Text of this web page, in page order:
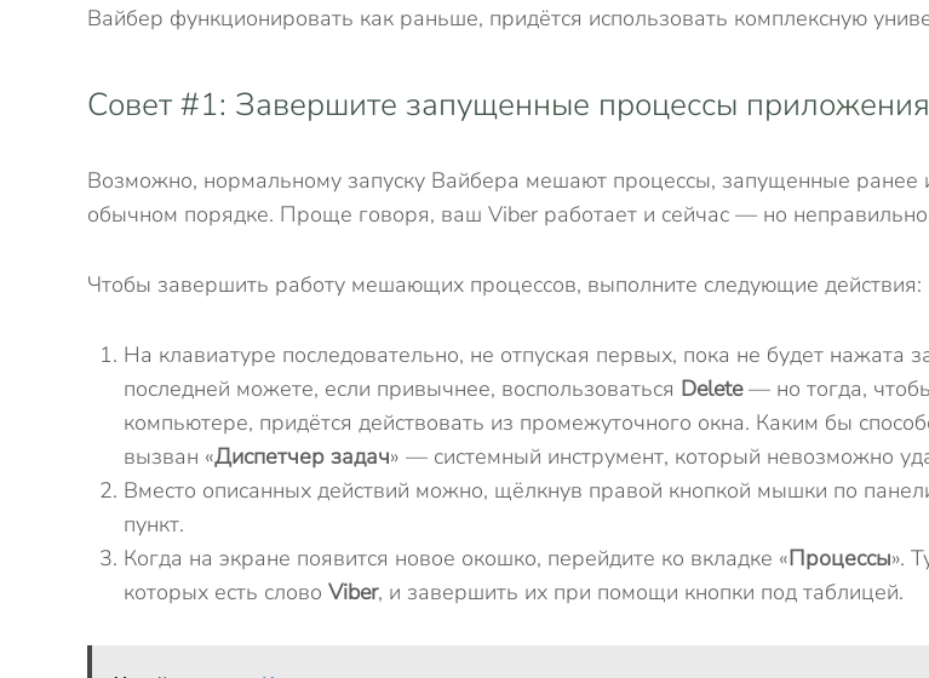
Вайбер функционировать как раньше, придётся использовать комплексную
Совет #1: Завершите запущенные процессы
Возможно, нормальному запуску Вайбера мешают процессы, запущенные ранее
обычном порядке. Проще говоря, ваш Viber работает и сейчас — но
Чтобы завершить работу мешающих процессов, выполните следующие действия:
На клавиатуре последовательно, не отпуская первых, пока не будет нажата
последней можете, если привычнее, воспользоваться Delete— но тогда,
компьютере, придётся действовать из промежуточного окна. Каким бы
вызван «Диспетчер задач» — системный инструмент, который невозможно
Вместо описанных действий можно, щёлкнув правой кнопкой мышки по
пункт.
Когда на экране появится новое окошко, перейдите ко вкладке «Процессы».
которых есть слово Viber, и завершить их при помощи кнопки под таблицей.